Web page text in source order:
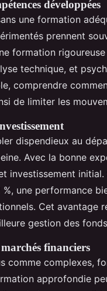
développées
une formation
prennent
formation
technique, et
comprendre
de limiter les
dispendieux au
Avec la bonne
investissement
une performance
Cet avantage
gestion des
financiers
comme complexes,
approfondie